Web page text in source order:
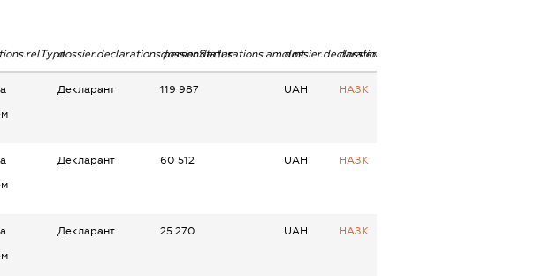
dossier.declarations.personStatusdossier.declarations.amountdossier.declarations.currency
dossier.declarations.source
Декларант 119 987 UAH НАЗК
Декларант 60 512 UAH НАЗК
Декларант 25 270 UAH НАЗК